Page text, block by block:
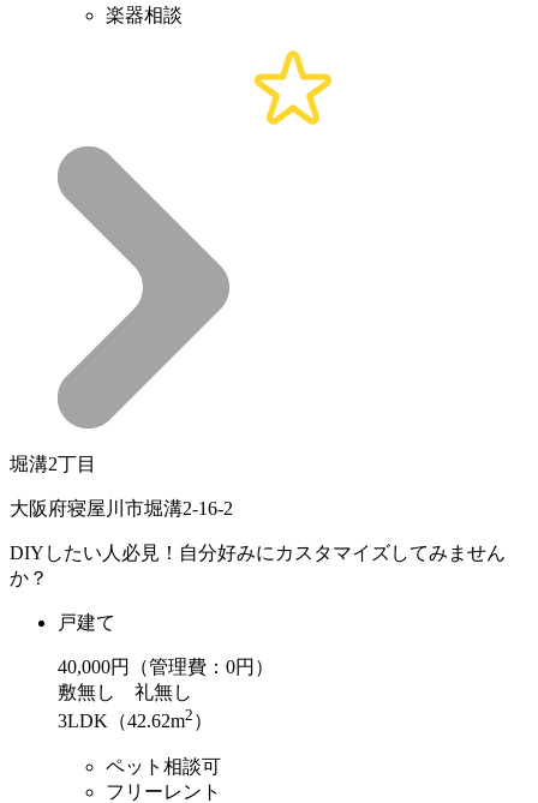
楽器相談
堀溝2丁目
大阪府寝屋川市堀溝2-16-2
DIYしたい人必見！自分好みにカスタマイズしてみません
か？
戸建て
40,000円（管理費：0円）
敷無し 礼無し
3LDK（42.62m2 ）
ペット相談可
フリーレント